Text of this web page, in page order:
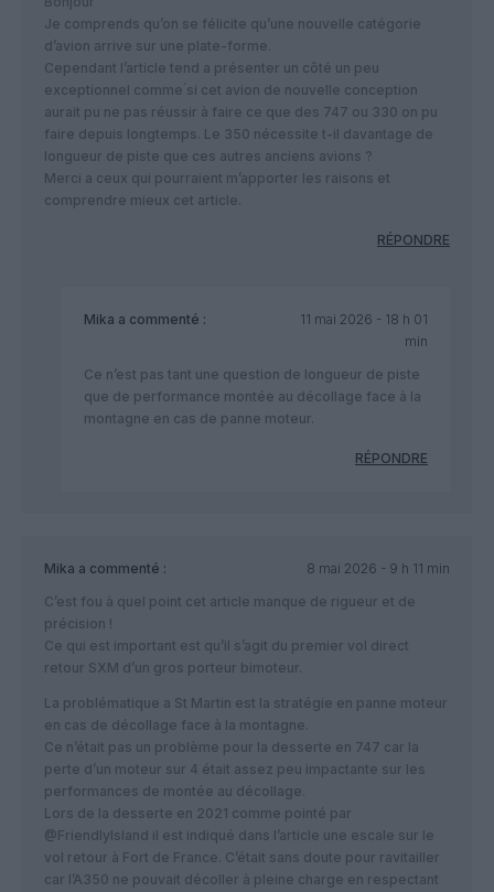
Je comprends qu’on se félicite qu’une nouvelle catégorie
d’avion arrive sur une plate-forme.
Cependant l’article tend a présenter un côté un peu
exceptionnel comme ́si cet avion de nouvelle conception
aurait pu ne pas réussir à faire ce que des 747 ou 330 on pu
faire depuis longtemps. Le 350 nécessite t-il davantage de
longueur de piste que ces autres anciens avions ?
Merci a ceux qui pourraient m’apporter les raisons et
comprendre mieux cet article.
RÉPONDRE
Mika a commenté :
11 mai 2026 - 18 h 01
min
Ce n’est pas tant une question de longueur de piste
que de performance montée au décollage face à la
montagne en cas de panne moteur.
RÉPONDRE
Mika a commenté :
8 mai 2026 - 9 h 11 min
C’est fou à quel point cet article manque de rigueur et de
précision !
Ce qui est important est qu’il s’agit du premier vol direct
retour SXM d’un gros porteur bimoteur.
La problématique a St Martin est la stratégie en panne moteur
en cas de décollage face à la montagne.
Ce n’était pas un problème pour la desserte en 747 car la
perte d’un moteur sur 4 était assez peu impactante sur les
performances de montée au décollage.
Lors de la desserte en 2021 comme pointé par
@FriendlyIsland il est indiqué dans l’article une escale sur le
vol retour à Fort de France. C’était sans doute pour ravitailler
car l’A350 ne pouvait décoller à pleine charge en respectant